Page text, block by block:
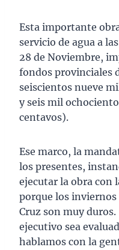
Esta importante
servicio de agua a
28 de Noviembre,
fondos provinciales
seiscientos nueve
y seis mil
centavos).
Ese marco, la
los presentes,
ejecutar la obra con
porque los
Cruz son muy
ejecutivo sea
hablamos con la